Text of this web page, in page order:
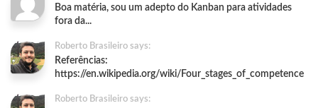
Boa matéria, sou um adepto do Kanban para atividades
fora da...
Roberto Brasileiro says:
Referências:
https://en.wikipedia.org/wiki/Four_stages_of_competence
Roberto Brasileiro says: